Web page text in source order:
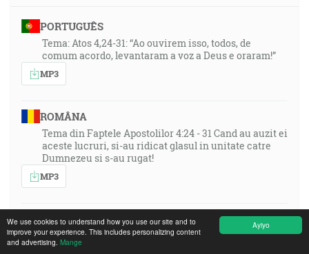
Ayiyo
We use cookies to understand how you use our site and to
improve your experience. This includes personalizing content
and advertising. Mange
PORTUGUÊS
Tema: Atos 4,24-31: “Ao ouvirem isso, todos, de
comum acordo, levantaram a voz a Deus e oraram!”
MP3
ROMÂNA
Tema din Faptele Apostolilor 4:24 - 31 Cand au auzit ei
aceste lucruri, si-au ridicat glasul in unitate catre
Dumnezeu si s-au rugat!
MP3
ENGLISH
Topic: Acts 4:24–31: “When they heard this, they lifted
up their voice to God with one accord!”